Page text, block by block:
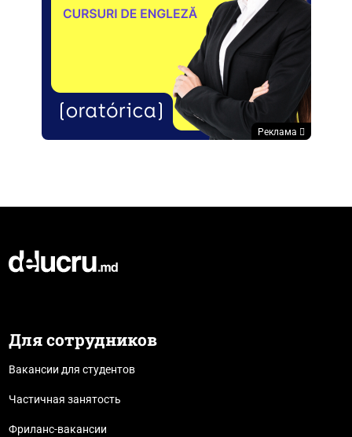
Реклама
Для сотрудников
Вакансии для студентов
Частичная занятость
Фриланс-вакансии